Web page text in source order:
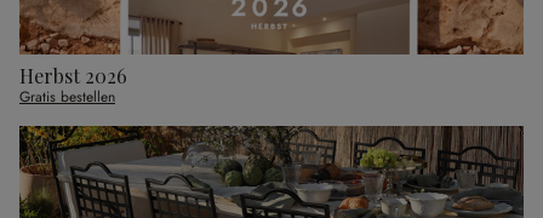
Herbst 2026
Gratis bestellen